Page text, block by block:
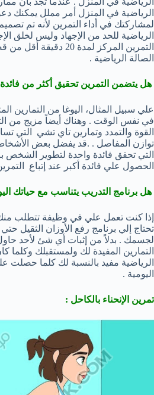
الرياضية في المنزل أمر مملل يمكنك
لمشاركتك في أداء التمرين لأنه تم
الرياضية للحد من الإجهاد وليس لخلق
التمرين المركز لمدة 20
الصالة الرياضية .
هل يتضمن التمرين تحقيق أكثر من
علي سبيل المثال، اليوغا من التمارين
في نفس الوقت . وهناك أيضاً مزيج من
القوة والتمدد وتمارين تاي تشي التي
توازن المفاصل . .قد يفضل بعض الأشخاص
التي تحقق فائدة واحدة لتطوير الشخص
الحصول علي فائدة أكبر عند إتباع
هل برنامج التدريب يتناسب مع حياتك
إذا كنت تعمل علي في وظيفة تتطلب منك
تحتاج إلي برنامج رفع الأوزان الثقيل
لجسمك . بدلاً من إثبات أي شئ لأحد
التمارين المفيدة لك ولمستقبلك وكلما
الرياضية مفيد بالنسبة لك كلما حصلت
اليومية .
تمرين الإنحناء بالكاحل :